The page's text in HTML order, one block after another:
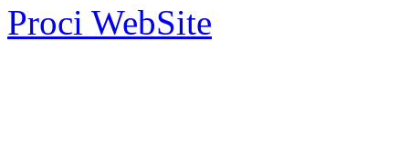
Proci WebSite